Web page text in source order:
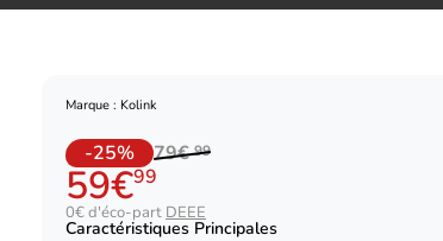
Marque : Kolink
-25% 79€ 99
59€99
0€ d'éco-part DEEE
Caractéristiques Principales